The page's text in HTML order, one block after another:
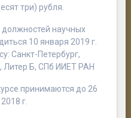
три) рубля.
научных
10 января 2019 г.
Санкт-Петербург,
Литер Б, СПб ИИЕТ РАН
принимаются до 26
г.